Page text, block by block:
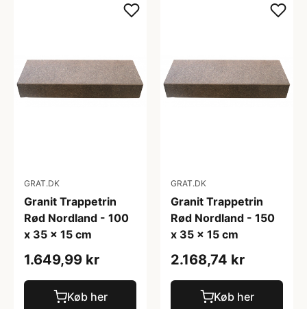
GRAT.DK
Granit Trappetrin
Rød Nordland - 100
x 35 x 15 cm
1.649,99 kr
Køb her
GRAT.DK
Granit Trappetrin
Rød Nordland - 150
x 35 x 15 cm
2.168,74 kr
Køb her